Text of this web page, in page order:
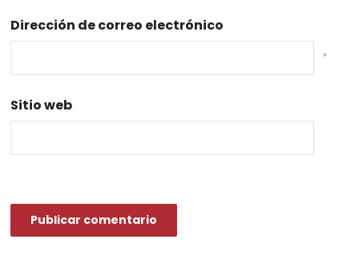
Dirección de correo electrónico
*
Sitio web